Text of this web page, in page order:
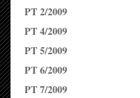
PT 2/2009
PT 4/2009
PT 5/2009
PT 6/2009
PT 7/2009